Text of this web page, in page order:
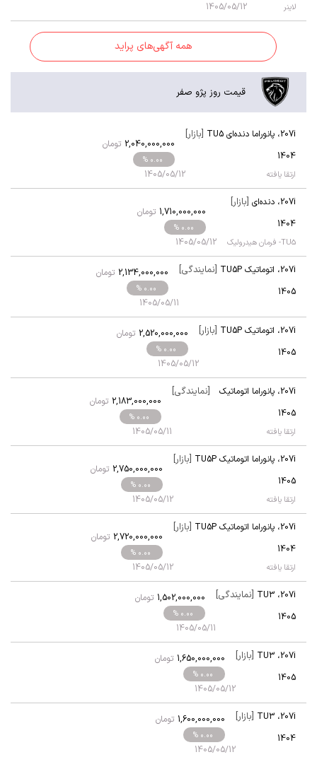
لاینر 1405/05/12
همه آگهی‌های پراید
قیمت روز پژو صفر
207i ، پانوراما دنده‌ای TU5 [بازار]
1404
ارتقا یافته 1405/05/12
% 0.00
تومان 2,040,000,000
207i ، دنده‌ای [بازار]
1404
TU5- فرمان هیدرولیک 1405/05/12
% 0.00
تومان 1,710,000,000
207i ، اتوماتیک TU5P [نمایندگی]
1405
1405/05/11
% 0.00
تومان 2,134,000,000
207i ، اتوماتیک TU5P [بازار]
1405
1405/05/12
% 0.00
تومان 2,520,000,000
207i ، پانوراما اتوماتیک
TU5P
[نمایندگی]
1405
ارتقا یافته 1405/05/11
% 0.00
تومان 2,183,000,000
207i ، پانوراما اتوماتیک TU5P [بازار]
1405
ارتقا یافته 1405/05/12
% 0.00
تومان 2,750,000,000
207i ، پانوراما اتوماتیک TU5P [بازار]
1404
ارتقا یافته 1405/05/12
% 0.00
تومان 2,720,000,000
207i ، TU3 [نمایندگی]
1405
1405/05/11
% 0.00
تومان 1,502,000,000
207i ، TU3 [بازار]
1405
1405/05/12
% 0.00
تومان 1,650,000,000
207i ، TU3 [بازار]
1404
1405/05/12
% 0.00
تومان 1,600,000,000